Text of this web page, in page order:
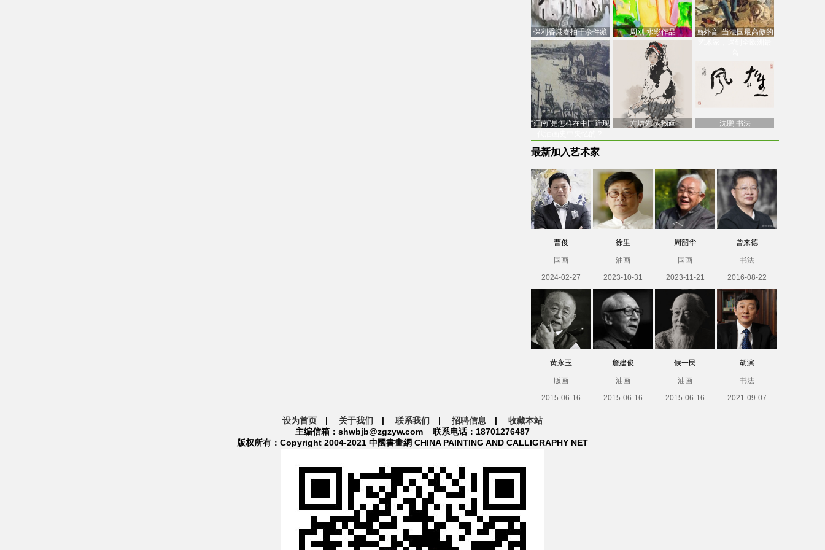
保利香港春拍千余件藏
品估价逾7亿港元，吴冠
中
周刚 水彩作品
画外音 |当法国最高傲的
“江南”是怎样在中国近现
方增先 人物画 沈鹏 书法
最新加入艺术家
曹俊
国画
2024-02-27
徐里
油画
2023-10-31
周韶华
国画
2023-11-21
曾来德
书法
2016-08-22
黄永玉
版画
2015-06-16
詹建俊
油画
2015-06-16
候一民
油画
2015-06-16
胡滨
书法
2021-09-07
设为首页 | 关于我们 | 联系我们 | 招聘信息 | 收藏本站
主编信箱：shwbjb@zgzyw.com 联系电话：18701276487
版权所有：Copyright 2004-2021 中國書畫網 CHINA PAINTING AND CALLIGRAPHY NET